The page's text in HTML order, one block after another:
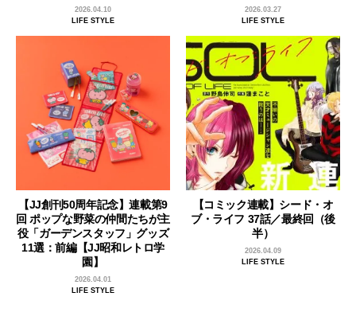
2026.04.10
LIFE STYLE
2026.03.27
LIFE STYLE
【JJ創刊50周年記念】連載第9
回 ポップな野菜の仲間たちが主
役「ガーデンスタッフ」グッズ
11選：前編【JJ昭和レトロ学
園】
2026.04.01
LIFE STYLE
【コミック連載】シード・オ
ブ・ライフ 37話／最終回（後
半）
2026.04.09
LIFE STYLE